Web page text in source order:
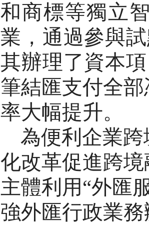
和商標等獨立
業，通過參與
其辦理了資本
筆結匯支付全
率大幅提升。
為便利企業
化改革促進跨
主體利用“外匯
強外匯行政業